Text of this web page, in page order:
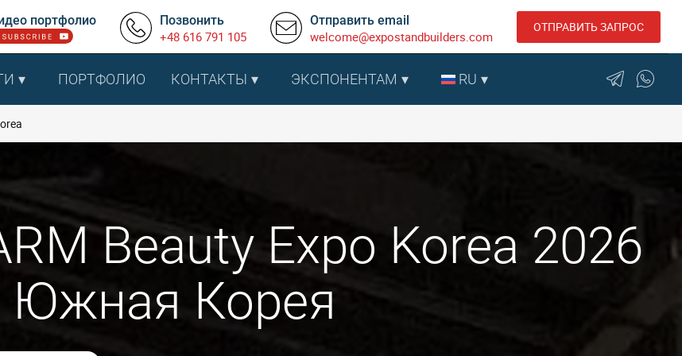
портфолио Позвонить
+48 616 791 105
Отправить email
welcome@expostandbuilders.com
ОТПРАВИТЬ ЗАПРОС
ПОРТФОЛИО КОНТАКТЫ ЭКСПОНЕНТАМ RU
Beauty Expo Korea 2026
Южная Корея